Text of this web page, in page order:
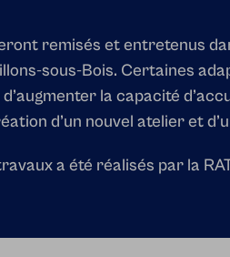
remisés et entretenus
sous-Bois. Certaines
la capacité
d’un nouvel atelier et
a été réalisés par la